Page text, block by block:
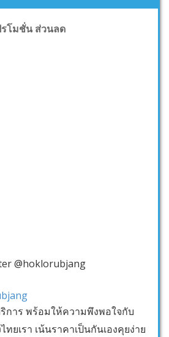
รโมชั่น ส่วนลด
@hoklorubjang
ริการ พร้อมให้ความพึงพอใจกับ
ยเรา เน้นราคาเป็นกันเองคุยง่าย